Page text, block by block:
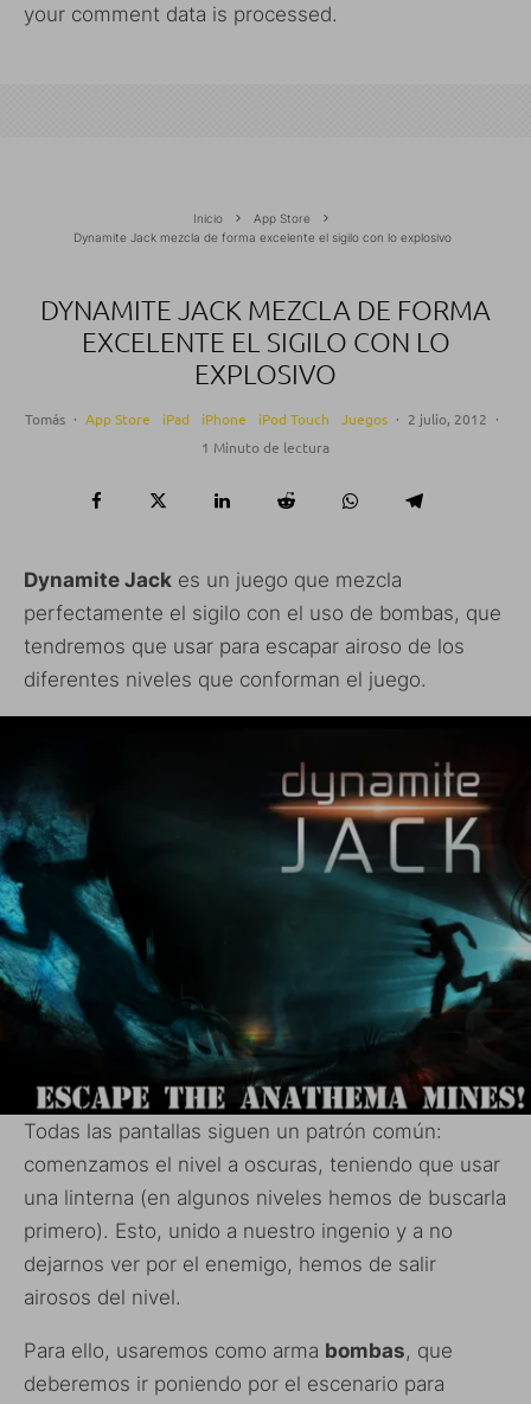
your comment data is processed.
Inicio
App Store
Dynamite Jack mezcla de forma excelente el sigilo con lo explosivo
DYNAMITE JACK MEZCLA DE FORMA
EXCELENTE EL SIGILO CON LO
EXPLOSIVO
Tomás · App Store iPad iPhone iPod Touch Juegos · 2 julio, 2012 ·
1 Minuto de lectura
Dynamite Jack es un juego que mezcla
perfectamente el sigilo con el uso de bombas, que
tendremos que usar para escapar airoso de los
diferentes niveles que conforman el juego.
Todas las pantallas siguen un patrón común:
comenzamos el nivel a oscuras, teniendo que usar
una linterna (en algunos niveles hemos de buscarla
primero). Esto, unido a nuestro ingenio y a no
dejarnos ver por el enemigo, hemos de salir
airosos del nivel.
Para ello, usaremos como arma bombas, que
deberemos ir poniendo por el escenario para